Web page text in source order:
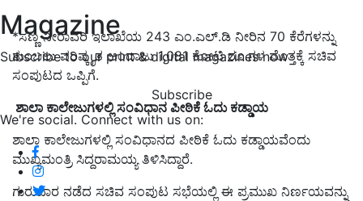
Magazine
Subscribe to our print & digital magazines now
Subscribe
We're social. Connect with us on:
*ಸಣ್ಣ ನೀರಾವರಿ ಇಲಾಖೆಯ 243 ಎಂ.ಎಲ್.ಡಿ ನೀರಿನ 70 ಕೆರೆಗಳನ್ನು
ತುಂಬಲು ಪರಿಷ್ಕೃತ ಅಂದಾಜು 1,081 ಕೋಟಿ ರೂ.ಗಳ ಮೊತ್ತಕ್ಕೆ ಸಚಿವ
ಸಂಪುಟದ ಒಪ್ಪಿಗೆ.
ಶಾಲಾ ಕಾಲೇಜುಗಳಲ್ಲಿ ಸಂವಿಧಾನ ಪೀಠಿಕೆ ಓದು ಕಡ್ಡಾಯ
ಶಾಲಾ ಕಾಲೇಜುಗಳಲ್ಲಿ ಸಂವಿಧಾನದ ಪೀಠಿಕೆ ಓದು ಕಡ್ಡಾಯವೆಂದು
ಮುಖ್ಯಮಂತ್ರಿ ಸಿದ್ದರಾಮಯ್ಯ ತಿಳಿಸಿದ್ದಾರೆ.
ಗುರುವಾರ ನಡೆದ ಸಚಿವ ಸಂಪುಟ ಸಭೆಯಲ್ಲಿ ಈ ಪ್ರಮುಖ ನಿರ್ಣಯವನ್ನು